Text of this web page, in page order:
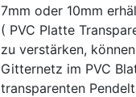
7mm oder 10mm
( PVC Platte
zu verstärken,
Gitternetz im PVC
transparenten